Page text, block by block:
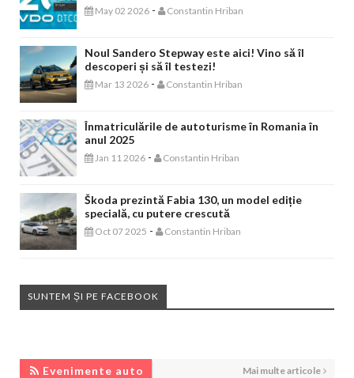
May 02 2026 - Constantin Hriban
Noul Sandero Stepway este aici! Vino să îl
descoperi și să îl testezi!
Mar 13 2026 - Constantin Hriban
Înmatriculările de autoturisme în Romania în
anul 2025
Jan 11 2026 - Constantin Hriban
Škoda prezintă Fabia 130, un model ediție
specială, cu putere crescută
Oct 07 2025 - Constantin Hriban
SUNTEM ȘI PE FACEBOOK
Evenimente auto Mai multe articole